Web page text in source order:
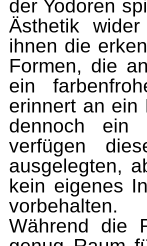
der Yodoren
Ästhetik
ihnen die
Formen, die
ein
erinnert an ein
dennoch ein
verfügen
ausgelegten,
kein eigenes
vorbehalten.
Während die